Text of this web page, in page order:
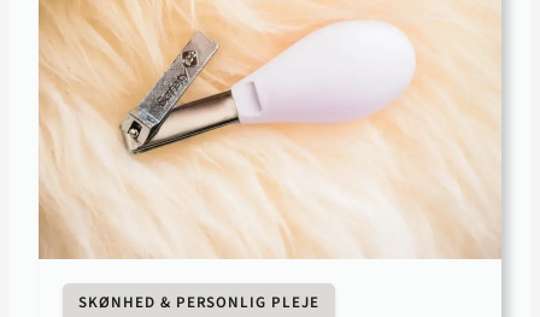
SKØNHED & PERSONLIG PLEJE